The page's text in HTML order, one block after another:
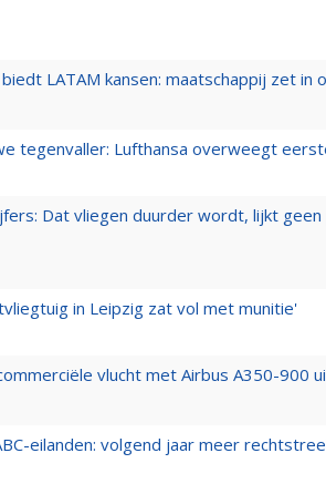
LATAM kansen: maatschappij zet in
tegenvaller: Lufthansa overweegt
Dat vliegen duurder wordt, lijkt
in Leipzig zat vol met munitie'
vlucht met Airbus A350-900
eilanden: volgend jaar meer